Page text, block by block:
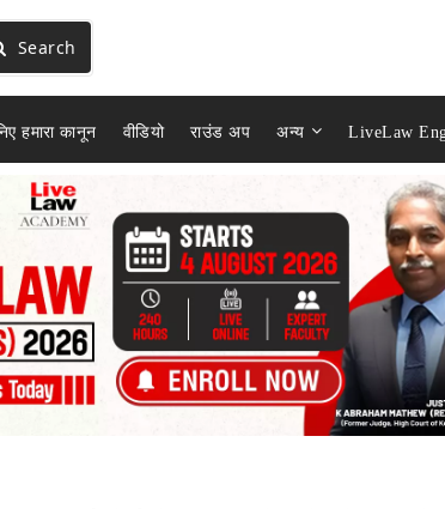
Search
हमारा कानून वीडियो राउंड अप अन्य LiveLaw